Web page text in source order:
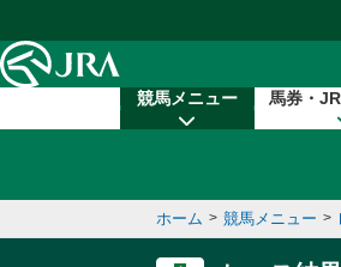
競馬メニュー 馬券・
ホーム > 競馬メニュー >